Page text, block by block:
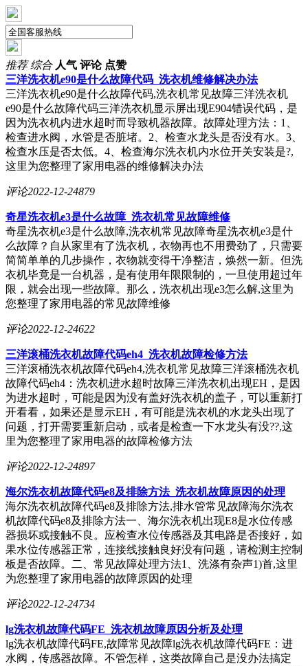
推荐 综合 人气 评论 点赞
三洋洗衣机e90是什么故障代码_洗衣机维修解决办法
三洋洗衣机e90是什么故障代码,洗衣机常见故障三洋洗衣机
e90是什么故障代码三洋洗衣机显示屏出现E904错误代码，是
因为洗衣机内进水超时而导致机器故障。故障处理方法：1、
检查进水阀，水管是否脏堵。2、检查水龙头是否没有水。3、
检查水压是否太低。4、检查海尔洗衣机内水位开关安装是?,
这里为您整理了家用电器的维修解决办法
评论2022-12-24879
奇星洗衣机e3是什么故障_洗衣机常见故障维修
奇星洗衣机e3是什么故障,洗衣机常见故障奇星洗衣机e3是什
么故障？自从家里有了洗衣机，衣物再也不用费劲了，只需要
简简单单的几步操作，衣物就变得干净整洁，焕然一新。但洗
衣机毕竟是一台机器，是有使用年限限制的，一旦使用超过年
限，就会出现一些故障。那么，洗衣机出现e3怎么解,这里为
您整理了家用电器的常见故障维修
评论2022-12-24622
三洋滚桶洗衣机故障代码eh4_洗衣机故障检修方法
三洋滚桶洗衣机故障代码eh4,洗衣机常见故障三洋滚桶洗衣机
故障代码eh4：洗衣机进水超时故障三洋洗衣机出现EH，是因
为进水超时，可能是因为没有盖好洗衣机的盖子，可以重新打
开看看，如果还是显示EH，有可能是洗衣机的水龙头出现了
问题，打开需要重新启动，或者是检查一下水龙头有没??,这
里为您整理了家用电器的故障检修方法
评论2022-12-24897
海尔洗衣机故障代码e8及排除方法_洗衣机故障原因的处理
海尔洗衣机故障代码e8及排除方法,排水管常见故障海尔洗衣
机故障代码e8及排除方法一、海尔洗衣机出现E8是水位传感
器损坏或接触不良。应检查水位传感器及其电路是否接好，如
果水位传感器正常，连接线接触良好没有问题，请检测主控制
板是否故障。二、常见故障处理方法1、洗涤有杂声1)首,这里
为您整理了家用电器的故障原因的处理
评论2022-12-24734
lg洗衣机故障代码FE_洗衣机故障原因分析及处理
lg洗衣机故障代码FE,故障常见故障lg洗衣机故障代码FE：进
水阀，传感器故障。不管怎样，这类故障自己是没办法搞定